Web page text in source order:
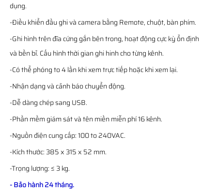
dụng.
-Điều khiển đầu ghi và camera bằng Remote, chuột, bàn phím.
-Ghi hình trên đĩa cứng gắn bên trong, hoạt động cực kỳ ổn định
và bền bỉ. Cấu hình thời gian ghi hinh cho từng kênh.
-Có thể phóng to 4 lần khi xem trực tiếp hoặc khi xem lại.
-Nhận dạng và cảnh báo chuyển động.
-Dễ dàng chép sang USB.
-Phần mềm giám sát và tên miền miễn phí 16 kênh.
-Nguồn điện cung cấp: 100 to 240VAC.
-Kích thước: 385 x 315 x 52 mm.
-Trọng lượng: ≤ 3 kg.
- Bảo hành 24 tháng.